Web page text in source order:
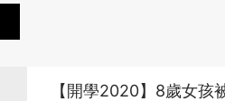
【開學2020】8歲女孩